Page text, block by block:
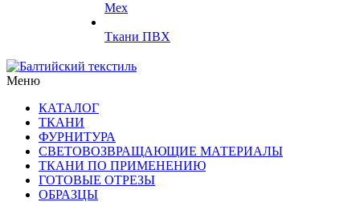
Мех
Ткани ПВХ
Меню
КАТАЛОГ
ТКАНИ
ФУРНИТУРА
СВЕТОВОЗВРАЩАЮЩИЕ МАТЕРИАЛЫ
ТКАНИ ПО ПРИМЕНЕНИЮ
ГОТОВЫЕ ОТРЕЗЫ
ОБРАЗЦЫ